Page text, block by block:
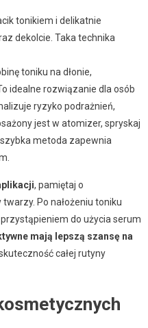
tonikiem i delikatnie
dekolcie. Taka technika
toniku na dłonie,
idealne rozwiązanie dla osób
ryzyko podrażnień,
jest w atomizer, spryskaj
metoda zapewnia
, pamiętaj o
Po nałożeniu toniku
do użycia serum
mają lepszą szansę na
całej rutyny